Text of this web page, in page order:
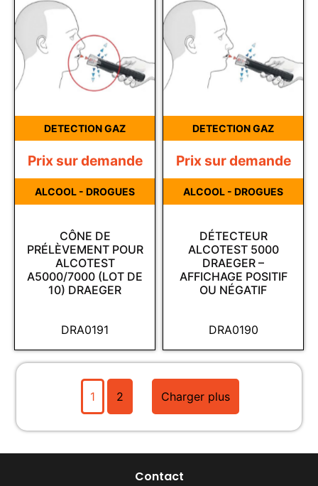
DETECTION GAZ
DRA0191
CÔNE DE
PRÉLÈVEMENT POUR
ALCOTEST
A5000/7000 (LOT DE
10) DRAEGER
Prix sur demande
ALCOOL - DROGUES
DETECTION GAZ
DRA0190
DÉTECTEUR
ALCOTEST 5000
DRAEGER –
AFFICHAGE POSITIF
OU NÉGATIF
Prix sur demande
ALCOOL - DROGUES
1 2 Charger plus
Contact